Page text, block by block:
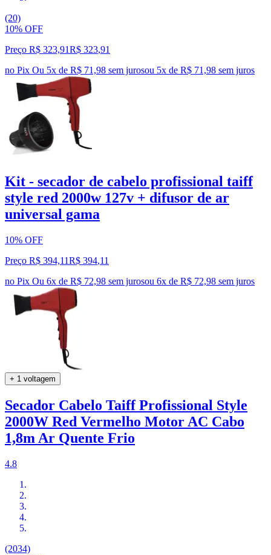
(20)
10% OFF
Preço R$ 323,91R$ 323,91
no Pix Ou 5x de R$ 71,98 sem jurosou 5x de R$ 71,98 sem juros
Kit - secador de cabelo profissional taiff
style red 2000w 127v + difusor de ar
universal gama
10% OFF
Preço R$ 394,11R$ 394,11
no Pix Ou 6x de R$ 72,98 sem jurosou 6x de R$ 72,98 sem juros
+ 1 voltagem
Secador Cabelo Taiff Profissional Style
2000W Red Vermelho Motor AC Cabo
1,8m Ar Quente Frio
4.8
(2034)